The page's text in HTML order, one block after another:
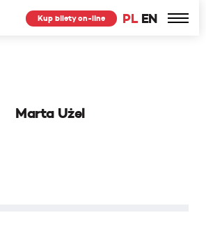
PL EN
Kup bilety on-line
Marta Użel